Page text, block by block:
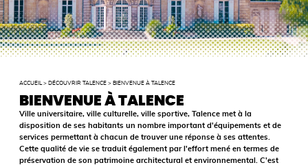
ACCUEIL > DÉCOUVRIR TALENCE > BIENVENUE À TALENCE
BIENVENUE À TALENCE
Ville universitaire, ville culturelle, ville sportive, Talence met à la
disposition de ses habitants un nombre important d'équipements et de
services permettant à chacun de trouver une réponse à ses attentes.
Cette qualité de vie se traduit également par l'effort mené en termes de
préservation de son patrimoine architectural et environnemental. C'est